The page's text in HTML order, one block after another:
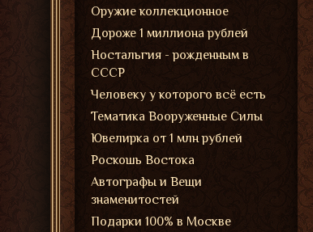
Оружие коллекционное
Дороже 1 миллиона рублей
Ностальгия - рожденным в
СССР
Человеку у которого всё есть
Тематика Вооруженные Силы
Ювелирка от 1 млн рублей
Роскошь Востока
Автографы и Вещи
знаменитостей
Подарки 100% в Москве